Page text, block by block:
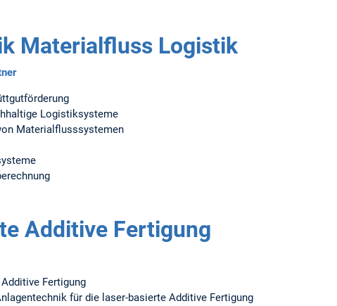
Materialfluss Logistik
Logistiksysteme
Materialflusssystemen
Additive Fertigung
Fertigung
für die laser-basierte Additive Fertigung